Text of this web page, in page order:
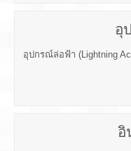
อุ
อุปกรณ์ล่อฟ้า (Lightning
อิ